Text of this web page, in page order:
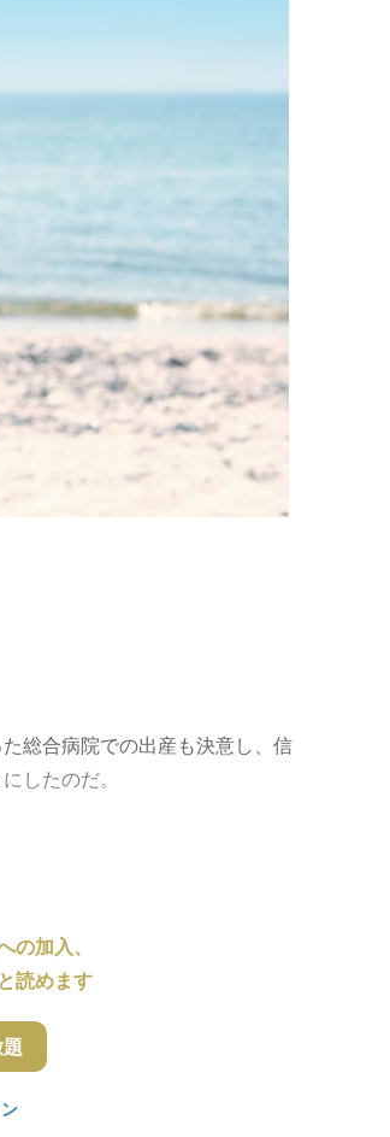
総合病院での出産も決意し、信
したのだ。
加入、
読めます